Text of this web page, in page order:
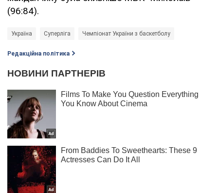
(96:84).
Україна Суперліга Чемпіонат України з баскетболу
Редакційна політика